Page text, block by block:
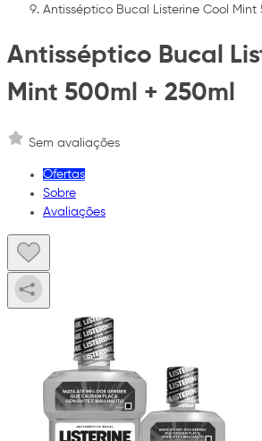
Antisséptico Bucal Listerine Cool Mint
Antisséptico Bucal
Mint 500ml + 250ml
Sem avaliações
Ofertas
Sobre
Avaliações